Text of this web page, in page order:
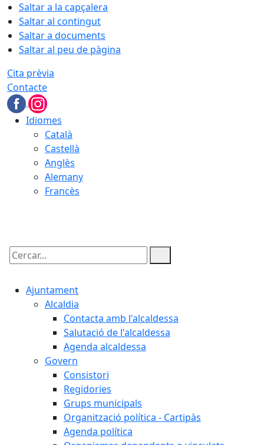
Saltar a la capçalera
Saltar al contingut
Saltar a documents
Saltar al peu de pàgina
Cita prèvia
Contacte
Idiomes
Català
Castellà
Anglès
Alemany
Francès
Cercar:
Ajuntament
Alcaldia
Contacta amb l'alcaldessa
Salutació de l'alcaldessa
Agenda alcaldessa
Govern
Consistori
Regidories
Grups municipals
Organització política - Cartipàs
Agenda política